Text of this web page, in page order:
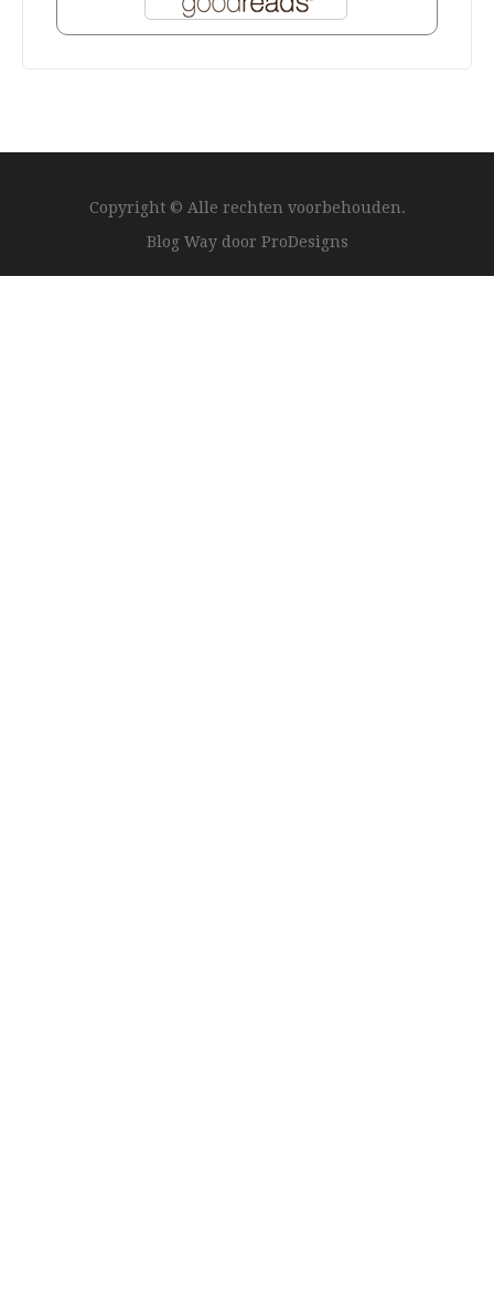
Copyright © Alle rechten voorbehouden.
Blog Way door ProDesigns